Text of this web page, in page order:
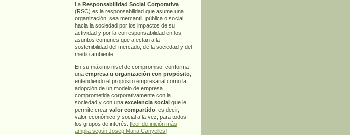
La Responsabilidad Social Corporativa
(RSC) es la responsabilidad que asume una
organización, sea mercantil, pública o social,
hacia la sociedad por los impactos de su
actividad y por la corresponsabilidad en los
asuntos comunes que afectan a la
sostenibilidad del mercado, de la sociedad y del
medio ambiente.
En su máximo nivel de compromiso, conforma
una empresa u organización con propósito
entendiendo el propósito empresarial como la
adopción de un modelo de empresa
comprometida corporativamente con la
sociedad y con una excelencia social que le
permite crear valor compartido , es decir,
valor económico y social a la vez, para todos
los grupos de interés. [leer definición más
amplia según Josep Maria Canyelles]